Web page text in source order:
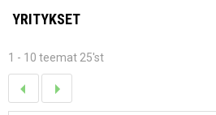
YRITYKSET
1 - 10 teemat 25'st